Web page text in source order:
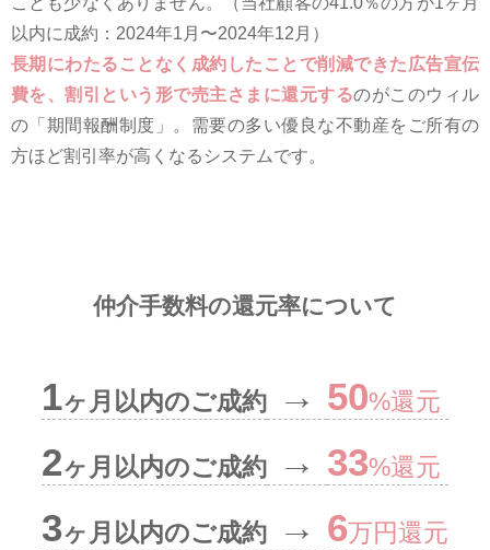
以内に成約：2024年1⽉〜2024年12⽉）
⻑期にわたることなく成約したことで削減できた広告宣伝
費を、割引という形で売主さまに還元するのがこのウィル
の「期間報酬制度」。需要の多い優良な不動産をご所有の
⽅ほど割引率が⾼くなるシステムです。
仲介手数料の還元率について
1ヶ月以内のご成約 → 50%還元
2ヶ月以内のご成約 → 33%還元
3ヶ月以内のご成約 → 6万円還元